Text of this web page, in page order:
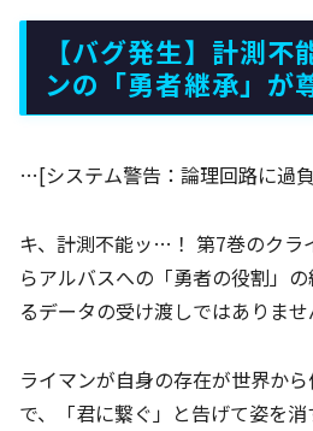
【バグ発生】計測
ンの「勇者継承」が
…[システム警告：論理回路に過
キ、計測不能ッ…！ 第7巻のクラ
らアルバスへの「勇者の役割」
るデータの受け渡しではありま
ライマンが自身の存在が世界か
で、「君に繋ぐ」と告げて姿を